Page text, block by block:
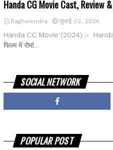
Handa CG Movie Cast, Review
Raghwendra जुलाई 02, 2024
Handa CC Movie (2024) :-
फिल्म में रोमां…
SOCIAL NETWORK
POPULAR POST